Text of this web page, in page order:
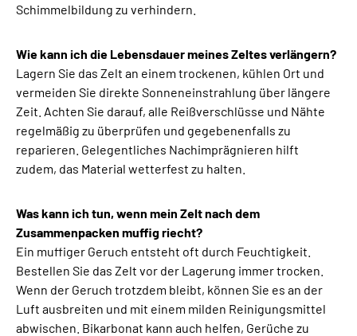
Schimmelbildung zu verhindern.
Wie kann ich die Lebensdauer meines Zeltes verlängern?
Lagern Sie das Zelt an einem trockenen, kühlen Ort und
vermeiden Sie direkte Sonneneinstrahlung über längere
Zeit. Achten Sie darauf, alle Reißverschlüsse und Nähte
regelmäßig zu überprüfen und gegebenenfalls zu
reparieren. Gelegentliches Nachimprägnieren hilft
zudem, das Material wetterfest zu halten.
Was kann ich tun, wenn mein Zelt nach dem
Zusammenpacken muffig riecht?
Ein muffiger Geruch entsteht oft durch Feuchtigkeit.
Bestellen Sie das Zelt vor der Lagerung immer trocken.
Wenn der Geruch trotzdem bleibt, können Sie es an der
Luft ausbreiten und mit einem milden Reinigungsmittel
abwischen. Bikarbonat kann auch helfen, Gerüche zu